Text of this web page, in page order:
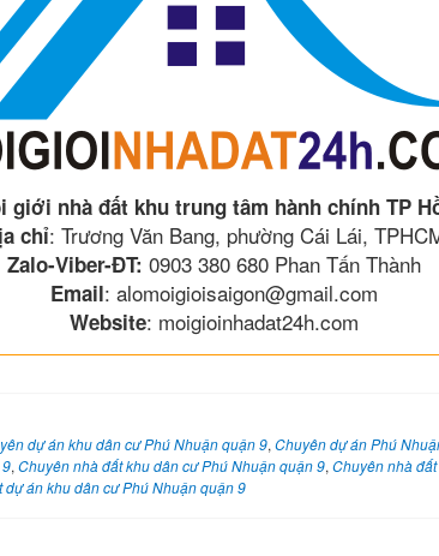
giới nhà đất khu trung tâm hành chính TP
chỉ: Trương Văn Bang, phường Cái Lái,
Zalo-Viber-ĐT: 0903 380 680 Phan Tấn Thành
Email: alomoigioisaigon@gmail.com
Website: moigioinhadat24h.com
dự án khu dân cư Phú Nhuận quận 9, Chuyên dự án Phú
, Chuyên nhà đất khu dân cư Phú Nhuận quận 9, Chuyên nhà
án khu dân cư Phú Nhuận quận 9